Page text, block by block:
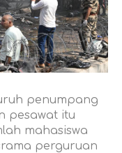
penumpang
pesawat itu
mahasiswa
perguruan